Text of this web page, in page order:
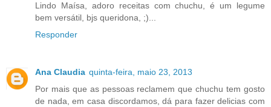
Lindo Maísa, adoro receitas com chuchu, é um legume
bem versátil, bjs queridona, ;)...
Responder
Ana Claudia quinta-feira, maio 23, 2013
Por mais que as pessoas reclamem que chuchu tem gosto
de nada, em casa discordamos, dá para fazer delicias com